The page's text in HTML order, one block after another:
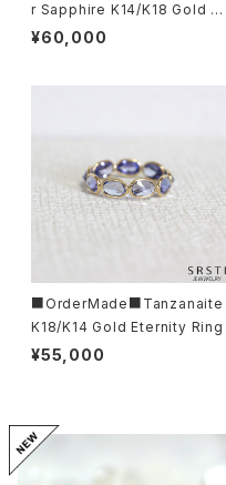
r Sapphire K14/K18 Gold Et
ernity Ring
¥60,000
■OrderMade■Tanzanaite
K18/K14 Gold Eternity Ring
¥55,000